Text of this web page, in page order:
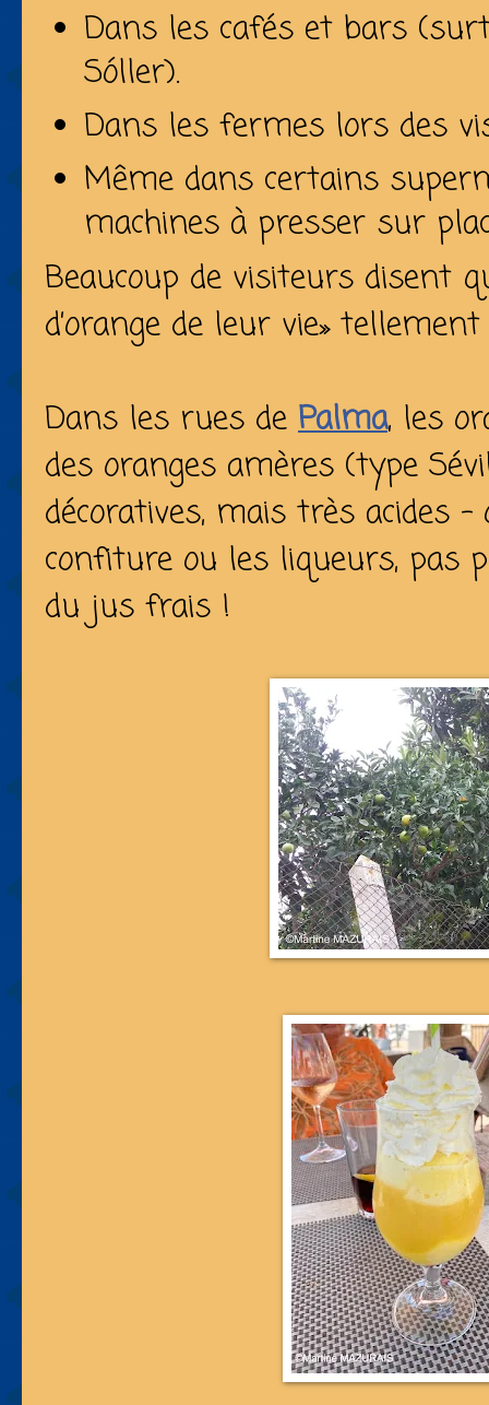
Dans les cafés et bars
Sóller).
Dans les fermes lors des
Même dans certains
machines à presser sur
Beaucoup de visiteurs disent
d’orange de leur vie»
Dans les rues de Palma, les
des oranges amères (type
décoratives, mais très acides
confiture ou les liqueurs, pas
du jus frais !